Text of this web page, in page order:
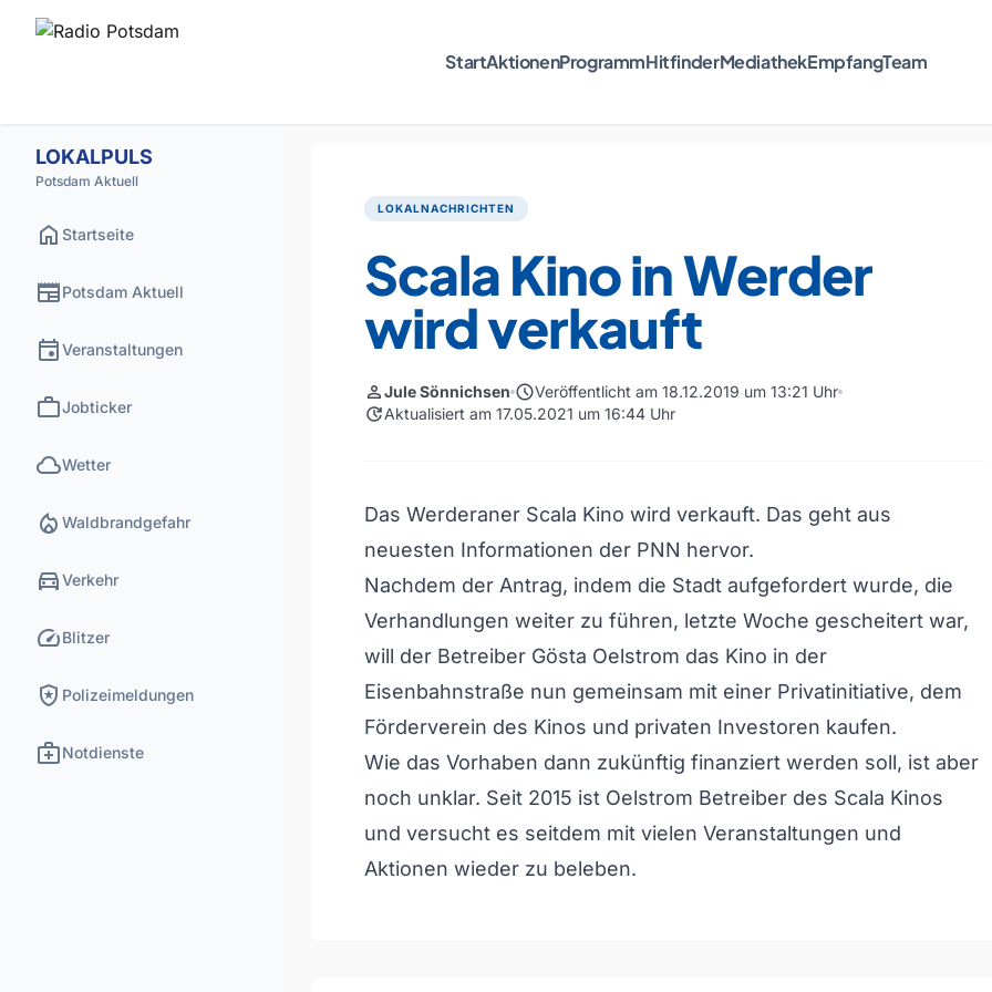
StartAktionenProgrammHitfinderMediathekEmpfangTeam
LOKALPULS
Potsdam Aktuell
home Startseite
newspaperPotsdam Aktuell
eventVeranstaltungen
workJobticker
cloudWetter
local_fire_department Waldbrandgefahr
directions_carVerkehr
speedBlitzer
local_police Polizeimeldungen
medical_servicesNotdienste
LOKALNACHRICHTEN
Scala Kino in Werder
wird verkauft
personJule Sönnichsen scheduleVeröffentlicht am 18.12.2019 um 13:21 Uhr
updateAktualisiert am 17.05.2021 um 16:44 Uhr
Das Werderaner Scala Kino wird verkauft. Das geht aus
neuesten Informationen der PNN hervor.
Nachdem der Antrag, indem die Stadt aufgefordert wurde, die
Verhandlungen weiter zu führen, letzte Woche gescheitert war,
will der Betreiber Gösta Oelstrom das Kino in der
Eisenbahnstraße nun gemeinsam mit einer Privatinitiative, dem
Förderverein des Kinos und privaten Investoren kaufen.
Wie das Vorhaben dann zukünftig finanziert werden soll, ist aber
noch unklar. Seit 2015 ist Oelstrom Betreiber des Scala Kinos
und versucht es seitdem mit vielen Veranstaltungen und
Aktionen wieder zu beleben.